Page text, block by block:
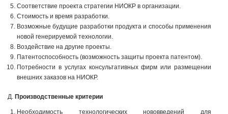
Соответствие проекта стратегии НИОКР в организации.
Стоимость и время разработки.
Возможные будущие разработки продукта и способы применения
новой генерируемой технологии.
Воздействие на другие проекты.
Патентоспособность (возможность защиты проекта патентом).
Потребности в услугах консультативных фирм или размещении
внешних заказов на НИОКР.
Д. Производственные критерии
Необходимость технологических нововведений для